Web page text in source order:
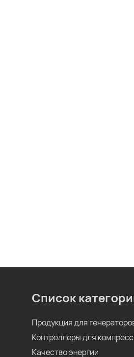
Список
Продукция для
Контроллеры для
Качество энергии